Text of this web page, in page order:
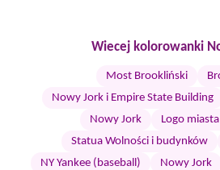
Wiecej kolorowanki
Most Brookliński
Nowy Jork i Empire State Building
Nowy Jork
Logo
Statua Wolności i budynków
NY Yankee (baseball)
Nowy Jork